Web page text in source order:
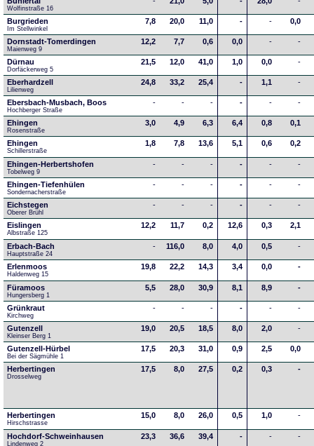
Wolfinstraße 16
Burgrieden
Im Stellwinkel
7,8 20,0 11,0 - - 0,0
Dornstadt-Tomerdingen
Maienweg 9
12,2 7,7 0,6 0,0 - -
Dürnau
Dorfäckerweg 5
21,5 12,0 41,0 1,0 0,0 -
Eberhardzell
Lilienweg
24,8 33,2 25,4 - 1,1 -
Ebersbach-Musbach, Boos
Hochberger Straße
- - - - - -
Ehingen
Rosenstraße
3,0 4,9 6,3 6,4 0,8 0,1
Ehingen
Schillerstraße
1,8 7,8 13,6 5,1 0,6 0,2
Ehingen-Herbertshofen
Tobelweg 9
- - - - - -
Ehingen-Tiefenhülen
Sondernacherstraße
- - - - - -
Eichstegen
Oberer Brühl
- - - - - -
Eislingen
Albstraße 125
12,2 11,7 0,2 12,6 0,3 2,1
Erbach-Bach
Hauptstraße 24
- 116,0 8,0 4,0 0,5 -
Erlenmoos
Haldenweg 15
19,8 22,2 14,3 3,4 0,0 -
Füramoos
Hungersberg 1
5,5 28,0 30,9 8,1 8,9 -
Grünkraut
Kirchweg
- - - - - -
Gutenzell
Kleinser Berg 1
19,0 20,5 18,5 8,0 2,0 -
Gutenzell-Hürbel
Bei der Sägmühle 1
17,5 20,3 31,0 0,9 2,5 0,0
Herbertingen
Drosselweg
17,5 8,0 27,5 0,2 0,3 -
Herbertingen
Hirschstrasse
15,0 8,0 26,0 0,5 1,0 -
Hochdorf-Schweinhausen
Lindenweg 2
23,3 36,6 39,4 - - -